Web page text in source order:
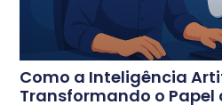
Como a Inteligência
Transformando o Papel